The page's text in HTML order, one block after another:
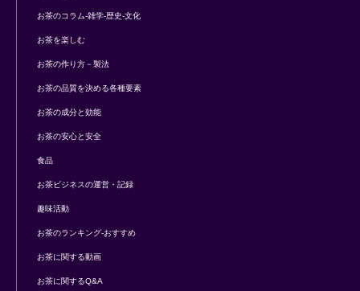
お茶のコラム-雑学-歴史-文化
お茶を楽しむ
お茶の作り方－製法
お茶の品質を決める各種要素
お茶の成分と効能
お茶の安心と安全
食品
お茶ビジネスの運営・記録
趣味活動
お茶のランキング-おすすめ
お茶に関する動画
お茶に関するQ&A